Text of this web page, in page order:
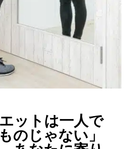
エットは一人で
のじゃない」